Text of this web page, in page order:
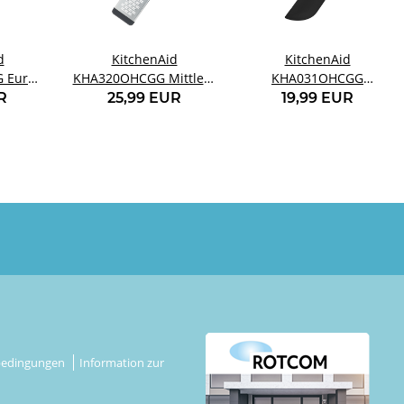
Euro-
KitchenAid
KHA320OHCGG Mittlere
Reibe anthrazitgrau
25,99 EUR
KitchenAid
KHA031OHCGG
Schaberspatel grau
19,99 EUR
Information zur